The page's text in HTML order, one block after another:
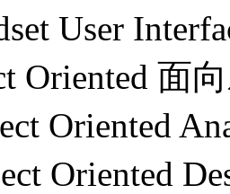
User
Oriented 面
Oriented
Oriented